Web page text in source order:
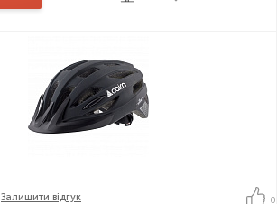
Залишити вiдгук 0